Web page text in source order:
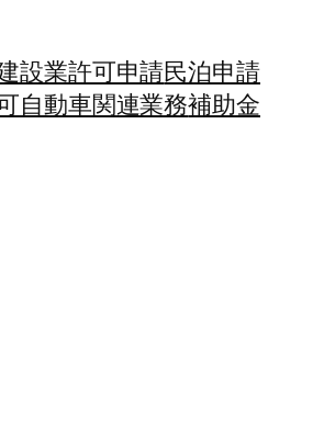
設業許可申請民泊申請
自動車関連業務補助金